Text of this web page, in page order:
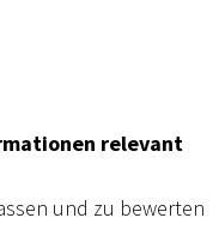
relevant
und zu bewerten